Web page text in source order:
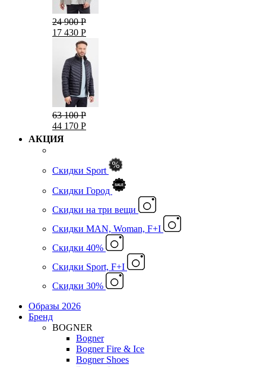
24 900 Р
17 430 Р
63 100 Р
44 170 Р
АКЦИЯ
Скидки Sport
Скидки Город
Cкидки на три вещи
Скидки MAN, Woman, F+I
Скидки 40%
Скидки Sport, F+I
Скидки 30%
Образы 2026
Бренд
BOGNER
Bogner
Bogner Fire & Ice
Bogner Shoes